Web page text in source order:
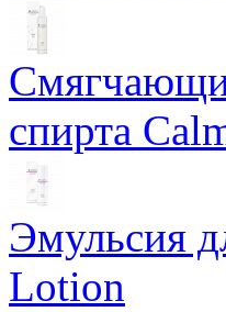
спирта
Эмульсия
Lotion